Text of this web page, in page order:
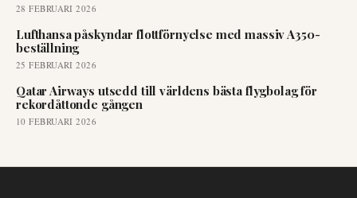
28 FEBRUARI 2026
Lufthansa påskyndar flottförnyelse med massiv A350-
beställning
25 FEBRUARI 2026
Qatar Airways utsedd till världens bästa flygbolag för
rekordåttonde gången
10 FEBRUARI 2026